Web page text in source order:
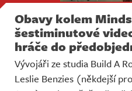
Obavy kolem
šestiminutové
hráče do
Vývojáři ze studia Build A
Leslie Benzies (někdejší